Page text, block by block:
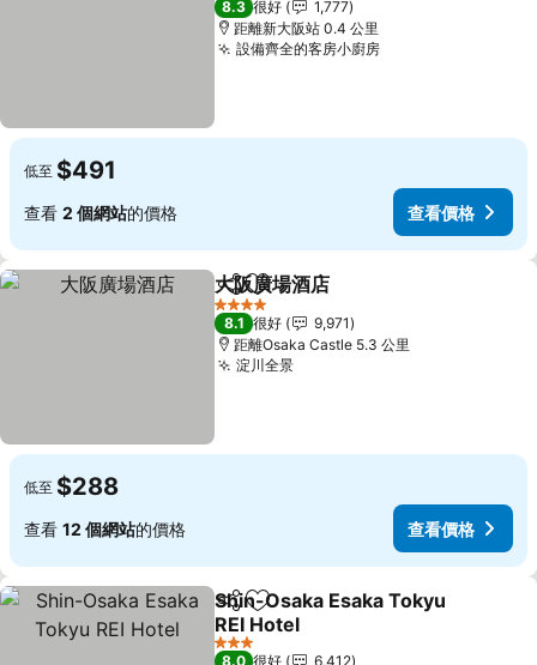
8.3 很好
1,777
距離新大阪站 0.4 公里
設備齊全的客房小廚房
低至 $491
查看 2 個網站的價格 查看價格
分享 放到收藏夾
大阪廣場酒店
4 星級
8.1 很好
9,971
距離Osaka Castle 5.3 公里
淀川全景
低至 $288
查看 12 個網站的價格 查看價格
分享 放到收藏夾
Shin-Osaka Esaka Tokyu
REI Hotel
3 星級
8.0 很好 6,412